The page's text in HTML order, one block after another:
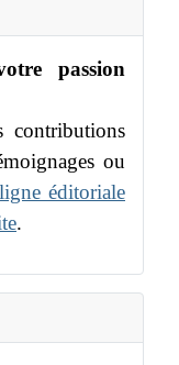
passion
contributions
ou
ligne éditoriale
.